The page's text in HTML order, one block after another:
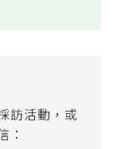
訪活動，或